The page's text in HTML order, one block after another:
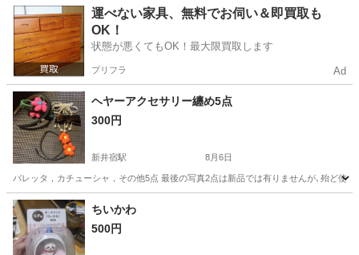
埼玉 北足立郡 志久駅 その他 花魁
運べない家具、無料でお伺い＆即買取も
OK！
状態が悪くてもOK！最大限買取します
プリフラ Ad
ヘヤーアクセサリー纏め5点
300円
新井宿駅 8月6日
バレッタ，カチューシャ，その他5点 最後の写真2点は新品では有りませんが､殆ど
埼玉 川口市 新井宿駅
ちいかわ
500円